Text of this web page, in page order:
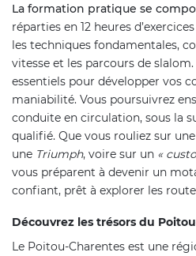
La formation pratique se
réparties en 12 heures
les techniques fondamentales,
vitesse et les parcours de slalom.
essentiels pour développer vos
maniabilité. Vous poursuivrez
conduite en circulation, sous la
qualifié. Que vous rouliez sur une
une Triumph, voire sur un «
vous préparent à devenir un
confiant, prêt à explorer les
Découvrez les trésors du
Le Poitou-Charentes est une